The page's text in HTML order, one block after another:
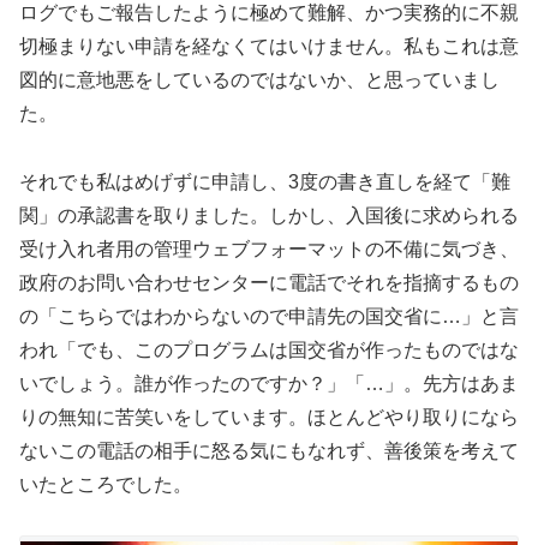
ログでもご報告したように極めて難解、かつ実務的に不親
切極まりない申請を経なくてはいけません。私もこれは意
図的に意地悪をしているのではないか、と思っていまし
た。
それでも私はめげずに申請し、3度の書き直しを経て「難
関」の承認書を取りました。しかし、入国後に求められる
受け入れ者用の管理ウェブフォーマットの不備に気づき、
政府のお問い合わせセンターに電話でそれを指摘するもの
の「こちらではわからないので申請先の国交省に…」と言
われ「でも、このプログラムは国交省が作ったものではな
いでしょう。誰が作ったのですか？」「…」。先方はあま
りの無知に苦笑いをしています。ほとんどやり取りになら
ないこの電話の相手に怒る気にもなれず、善後策を考えて
いたところでした。